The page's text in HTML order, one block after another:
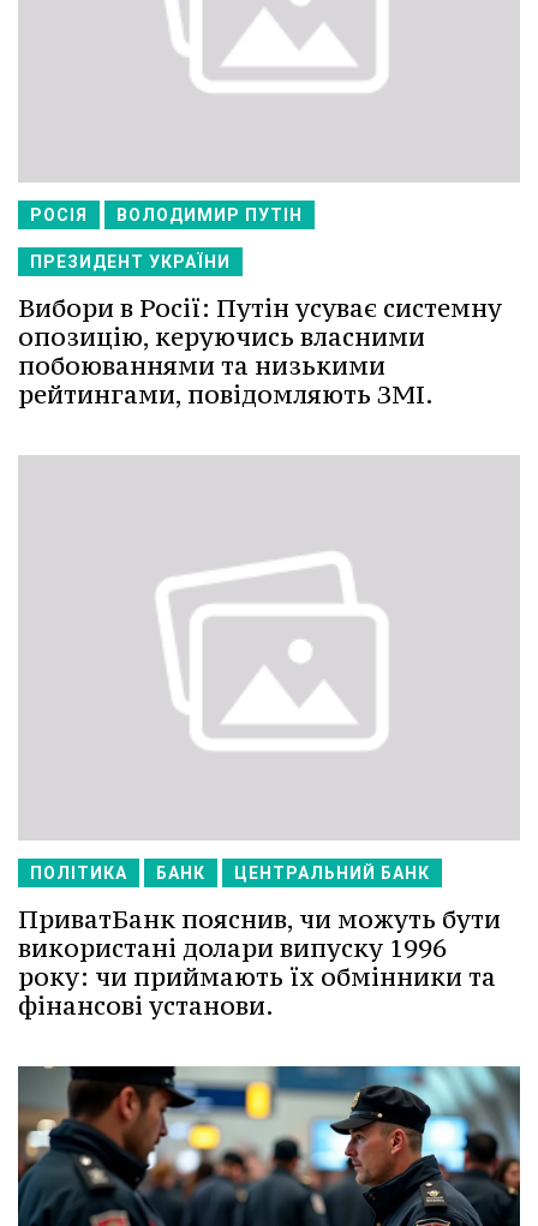
РОСІЯ ВОЛОДИМИР ПУТІН
ПРЕЗИДЕНТ УКРАЇНИ
Вибори в Росії: Путін усуває системну
опозицію, керуючись власними
побоюваннями та низькими
рейтингами, повідомляють ЗМІ.
ПОЛІТИКА БАНК ЦЕНТРАЛЬНИЙ БАНК
ПриватБанк пояснив, чи можуть бути
використані долари випуску 1996
року: чи приймають їх обмінники та
фінансові установи.